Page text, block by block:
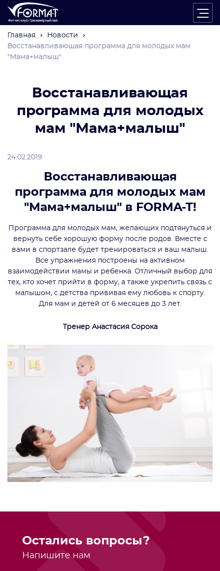
Главная
Новости
Восстанавливающая программа для молодых мам
"Мама+малыш"
Восстанавливающая
программа для молодых
мам "Мама+малыш"
24.02.2019
Восстанавливающая
программа для молодых мам
"Мама+малыш" в FORMA-T!
Программа для молодых мам, желающих подтянуться и
вернуть себе хорошую форму после родов. Вместе с
вами в спортзале будет тренироваться и ваш малыш.
Все упражнения построены на активном
взаимодействии мамы и ребенка. Отличный выбор для
тех, кто хочет прийти в форму, а также укрепить связь с
малышом, с детства прививая ему любовь к спорту.
Для мам и детей от 6 месяцев до 3 лет.
Тренер Анастасия Сорока
Остались вопросы?
Напишите нам